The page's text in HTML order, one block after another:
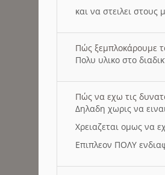
και να στειλει στους
Πώς ξεμπλοκάρουμε
Πολυ υλικο στο
Πώς να εχω τις
Δηλαδη χωρις να
Χρειαζεται ομως να
Επιπλεον ΠΟΛΥ